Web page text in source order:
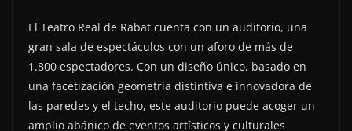
El Teatro Real de Rabat cuenta con un auditorio, una
gran sala de espectáculos con un aforo de más de
1.800 espectadores. Con un diseño único, basado en
una facetización geometría distintiva e innovadora de
las paredes y el techo, este auditorio puede acoger un
amplio abánico de eventos artísticos y culturales